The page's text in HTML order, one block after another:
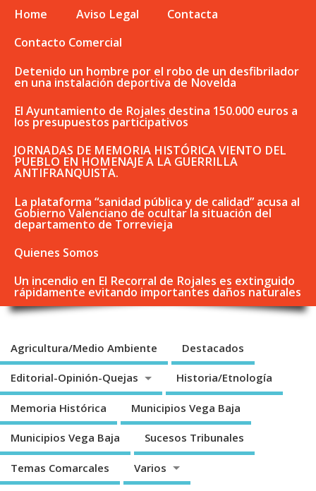
Home Aviso Legal
Contacta
Contacto Comercial
Detenido un hombre por el robo de un desfibrilador
en una instalación deportiva de Novelda
El Ayuntamiento de Rojales destina 150.000 euros a
los presupuestos participativos
JORNADAS DE MEMORIA HISTÓRICA VIENTO DEL
PUEBLO EN HOMENAJE A LA GUERRILLA
ANTIFRANQUISTA.
La plataforma “sanidad pública y de calidad” acusa al
Gobierno Valenciano de ocultar la situación del
departamento de Torrevieja
Quienes Somos
Un incendio en El Recorral de Rojales es extinguido
rápidamente evitando importantes daños naturales
Agricultura/Medio Ambiente Destacados
Editorial-Opinión-Quejas Historia/Etnología
Memoria Histórica Municipios Vega Baja
Municipios Vega Baja Sucesos Tribunales
Temas Comarcales Varios